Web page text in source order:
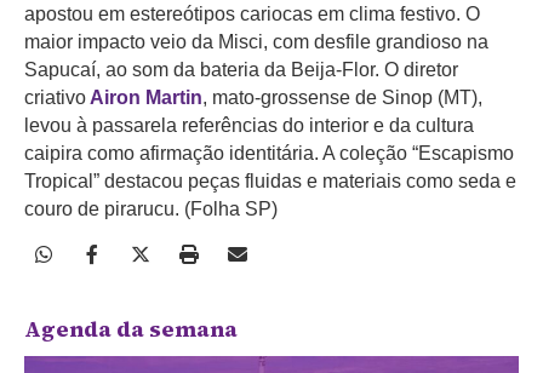
apostou em estereótipos cariocas em clima festivo. O
maior impacto veio da Misci, com desfile grandioso na
Sapucaí, ao som da bateria da Beija-Flor. O diretor
criativo Airon Martin, mato-grossense de Sinop (MT),
levou à passarela referências do interior e da cultura
caipira como afirmação identitária. A coleção “Escapismo
Tropical” destacou peças fluidas e materiais como seda e
couro de pirarucu. (Folha SP)
Agenda da semana